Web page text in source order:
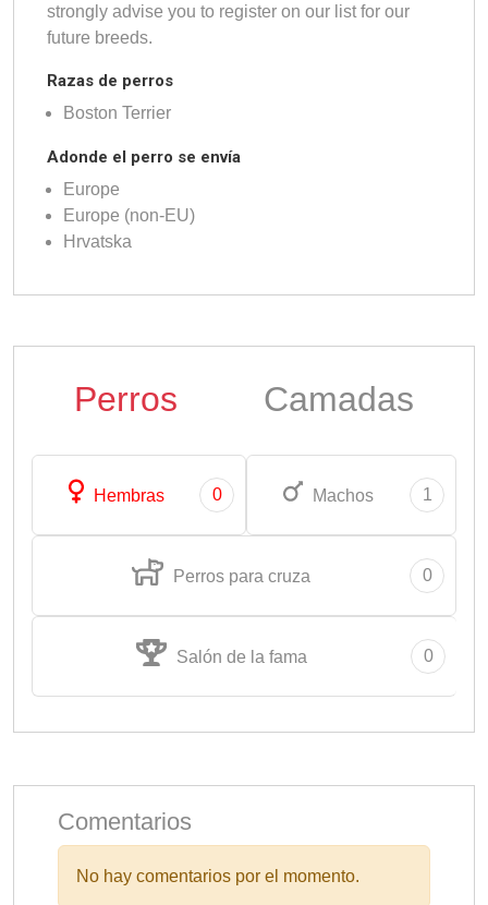
strongly advise you to register on our list for our
future breeds.
Razas de perros
Boston Terrier
Adonde el perro se envía
Europe
Europe (non-EU)
Hrvatska
Perros Camadas
Hembras 0 Machos 1
Perros para cruza 0
Salón de la fama 0
Comentarios
No hay comentarios por el momento.